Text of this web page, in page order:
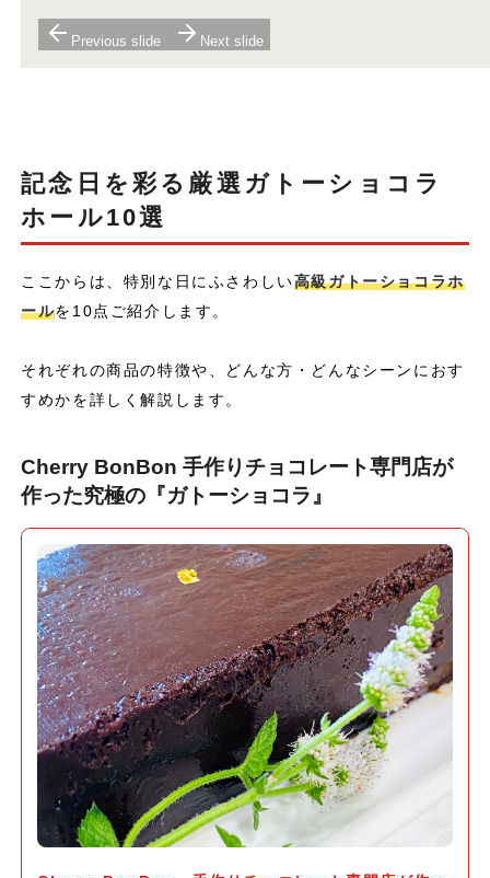
Previous slide Next slide
記念日を彩る厳選ガトーショコラ
ホール10選
ここからは、特別な日にふさわしい高級ガトーショコラホ
ールを10点ご紹介します。
それぞれの商品の特徴や、どんな方・どんなシーンにおす
すめかを詳しく解説します。
Cherry BonBon 手作りチョコレート専門店が
作った究極の『ガトーショコラ』